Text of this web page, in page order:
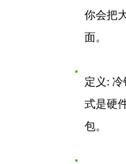
你会把
面。
定义 :
式是硬
包。